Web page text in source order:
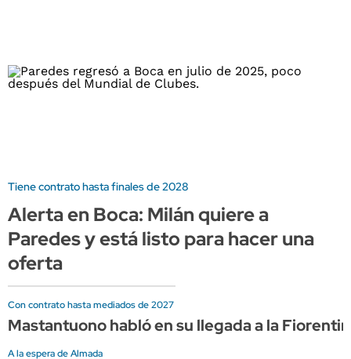
Tiene contrato hasta finales de 2028
Alerta en Boca: Milán quiere a
Paredes y está listo para hacer una
oferta
Con contrato hasta mediados de 2027
Mastantuono habló en su llegada a la
A la espera de Almada